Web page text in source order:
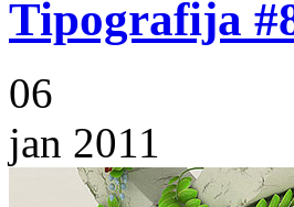
Tipografija
06
jan 2011